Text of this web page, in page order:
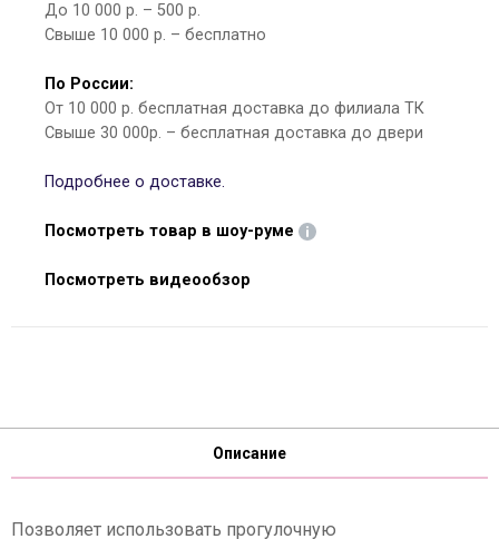
До 10 000 р. – 500 р.
Свыше 10 000 р. – бесплатно
По России:
От 10 000 р. бесплатная доставка до филиала ТК
Свыше 30 000р. – бесплатная доставка до двери
Подробнее о доставке.
Посмотреть товар в шоу-руме
Посмотреть видеообзор
Описание
Позволяет использовать прогулочную